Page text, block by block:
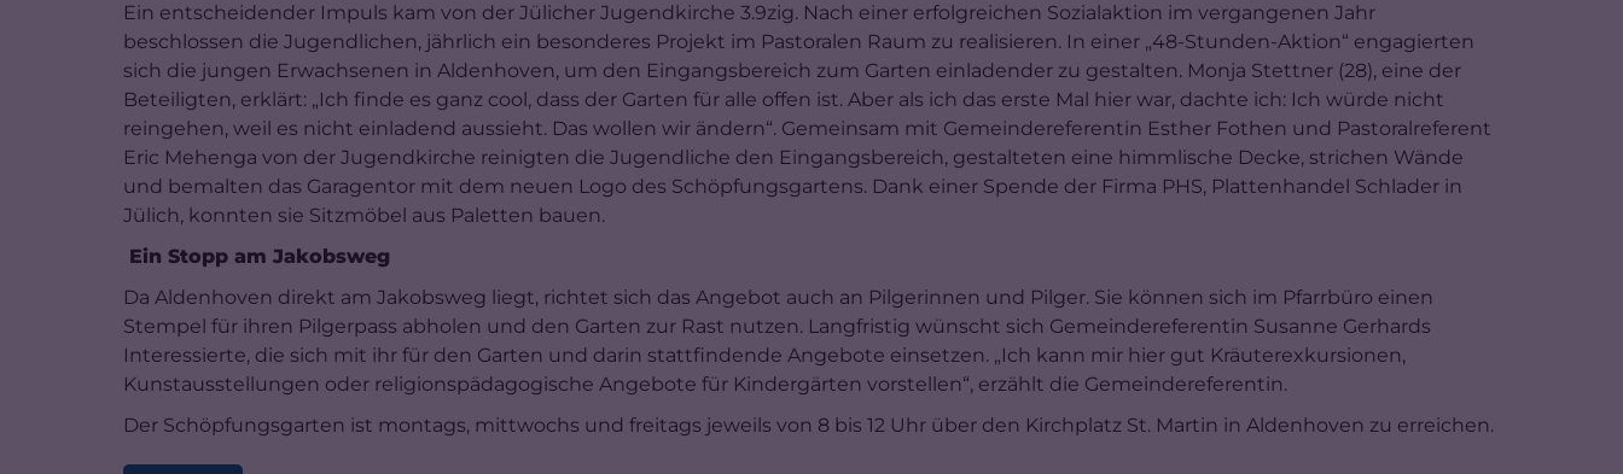
Ein entscheidender Impuls kam von der Jülicher Jugendkirche 3.9zig. Nach einer erfolgreichen Sozialaktion im vergangenen Jahr
beschlossen die Jugendlichen, jährlich ein besonderes Projekt im Pastoralen Raum zu realisieren. In einer „48-Stunden-Aktion“ engagierten
sich die jungen Erwachsenen in Aldenhoven, um den Eingangsbereich zum Garten einladender zu gestalten. Monja Stettner (28), eine der
Beteiligten, erklärt: „Ich finde es ganz cool, dass der Garten für alle offen ist. Aber als ich das erste Mal hier war, dachte ich: Ich würde nicht
reingehen, weil es nicht einladend aussieht. Das wollen wir ändern“. Gemeinsam mit Gemeindereferentin Esther Fothen und Pastoralreferent
Eric Mehenga von der Jugendkirche reinigten die Jugendliche den Eingangsbereich, gestalteten eine himmlische Decke, strichen Wände
und bemalten das Garagentor mit dem neuen Logo des Schöpfungsgartens. Dank einer Spende der Firma PHS, Plattenhandel Schlader in
Jülich, konnten sie Sitzmöbel aus Paletten bauen.
Ein Stopp am Jakobsweg
Da Aldenhoven direkt am Jakobsweg liegt, richtet sich das Angebot auch an Pilgerinnen und Pilger. Sie können sich im Pfarrbüro einen
Stempel für ihren Pilgerpass abholen und den Garten zur Rast nutzen. Langfristig wünscht sich Gemeindereferentin Susanne Gerhards
Interessierte, die sich mit ihr für den Garten und darin stattfindende Angebote einsetzen. „Ich kann mir hier gut Kräuterexkursionen,
Kunstausstellungen oder religionspädagogische Angebote für Kindergärten vorstellen“, erzählt die Gemeindereferentin.
Der Schöpfungsgarten ist montags, mittwochs und freitags jeweils von 8 bis 12 Uhr über den Kirchplatz St. Martin in Aldenhoven zu erreichen.